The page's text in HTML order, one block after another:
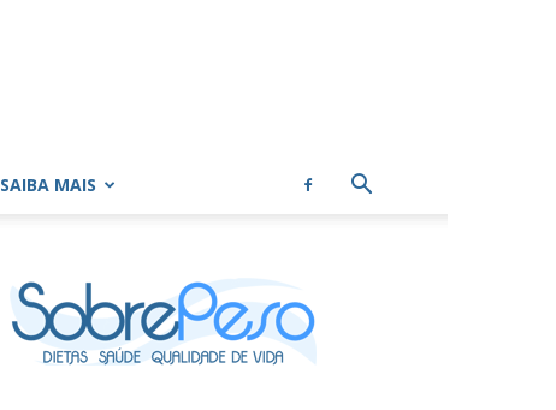
SAIBA MAIS